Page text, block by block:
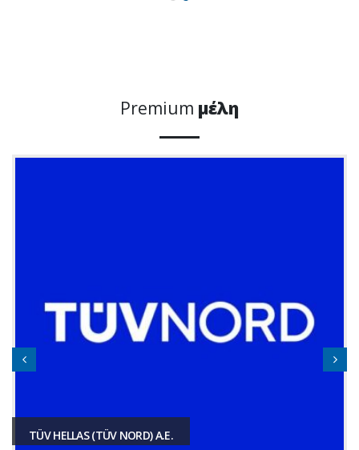
Premium μέλη
TÜV HELLAS (TÜV NORD) A.E.